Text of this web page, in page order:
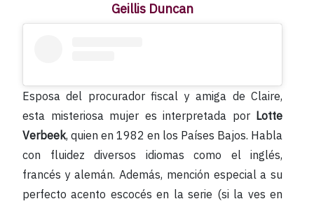
Geillis Duncan
Esposa del procurador fiscal y amiga de Claire,
esta misteriosa mujer es interpretada por Lotte
Verbeek, quien en 1982 en los Países Bajos. Habla
con fluidez diversos idiomas como el inglés,
francés y alemán. Además, mención especial a su
perfecto acento escocés en la serie (si la ves en